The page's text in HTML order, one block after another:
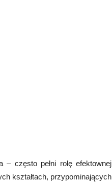
– często pełni rolę efektownej
kształtach, przypominających